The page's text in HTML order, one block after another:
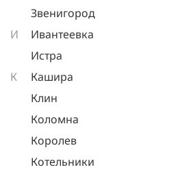
Звенигород
И
Ивантеевка
Истра
К
Кашира
Клин
Коломна
Королев
Котельники